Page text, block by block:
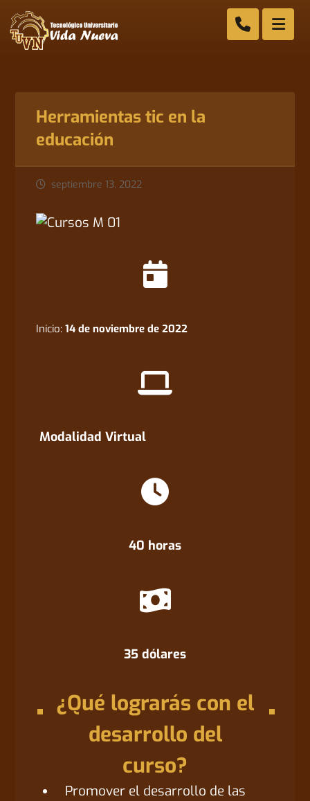
Herramientas tic en la
educación
septiembre 13, 2022
Inicio:14 de noviembre de 2022
Modalidad Virtual
40 horas
35 dólares
¿Qué lograrás con el
desarrollo del
curso?
Promover el desarrollo de las